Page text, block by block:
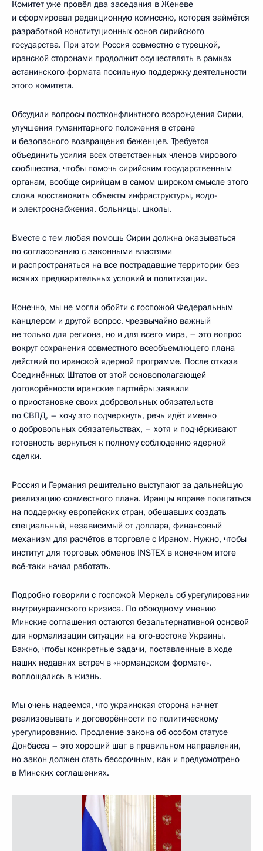
Комитет уже провёл два заседания в Женеве
и сформировал редакционную комиссию, которая займётся
разработкой конституционных основ сирийского
государства. При этом Россия совместно с турецкой,
иранской сторонами продолжит осуществлять в рамках
астанинского формата посильную поддержку деятельности
этого комитета.
Обсудили вопросы постконфликтного возрождения Сирии,
улучшения гуманитарного положения в стране
и безопасного возвращения беженцев. Требуется
объединить усилия всех ответственных членов мирового
сообщества, чтобы помочь сирийским государственным
органам, вообще сирийцам в самом широком смысле этого
слова восстановить объекты инфраструктуры, водо-
и электроснабжения, больницы, школы.
Вместе с тем любая помощь Сирии должна оказываться
по согласованию с законными властями
и распространяться на все пострадавшие территории без
всяких предварительных условий и политизации.
Конечно, мы не могли обойти с госпожой Федеральным
канцлером и другой вопрос, чрезвычайно важный
не только для региона, но и для всего мира, – это вопрос
вокруг сохранения совместного всеобъемлющего плана
действий по иранской ядерной программе. После отказа
Соединённых Штатов от этой основополагающей
договорённости иранские партнёры заявили
о приостановке своих добровольных обязательств
по СВПД, – хочу это подчеркнуть, речь идёт именно
о добровольных обязательствах, – хотя и подчёркивают
готовность вернуться к полному соблюдению ядерной
сделки.
Россия и Германия решительно выступают за дальнейшую
реализацию совместного плана. Иранцы вправе полагаться
на поддержку европейских стран, обещавших создать
специальный, независимый от доллара, финансовый
механизм для расчётов в торговле с Ираном. Нужно, чтобы
институт для торговых обменов INSTEX в конечном итоге
всё-таки начал работать.
Подробно говорили с госпожой Меркель об урегулировании
внутриукраинского кризиса. По обоюдному мнению
Минские соглашения остаются безальтернативной основой
для нормализации ситуации на юго-востоке Украины.
Важно, чтобы конкретные задачи, поставленные в ходе
наших недавних встреч в «нормандском формате»,
воплощались в жизнь.
Мы очень надеемся, что украинская сторона начнет
реализовывать и договорённости по политическому
урегулированию. Продление закона об особом статусе
Донбасса – это хороший шаг в правильном направлении,
но закон должен стать бессрочным, как и предусмотрено
в Минских соглашениях.